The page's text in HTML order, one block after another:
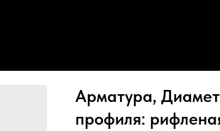
Арматура,
профиля: